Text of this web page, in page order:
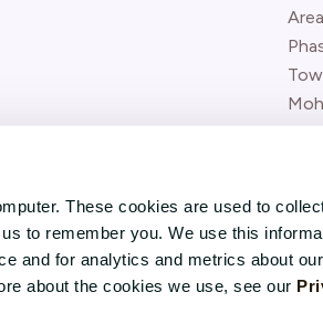
These cookies are used to
to remember you. We use this
and for analytics and metrics about
about the cookies we use, see our
Area.